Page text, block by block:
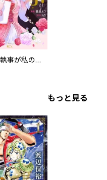
過保護な執事が私の婚活を邪魔してきます！ 分冊版
もっと見る